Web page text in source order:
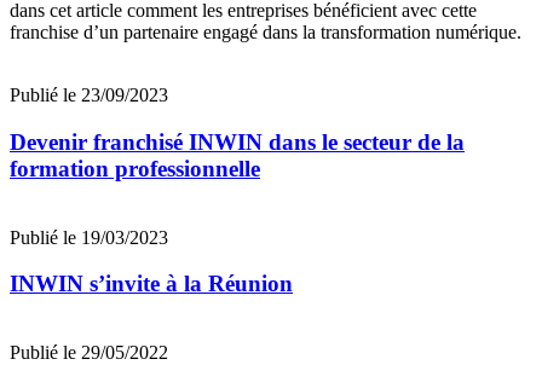
dans cet article comment les entreprises bénéficient avec cette
franchise d’un partenaire engagé dans la transformation numérique.
Publié le 23/09/2023
Devenir franchisé INWIN dans le secteur de la
formation professionnelle
Publié le 19/03/2023
INWIN s’invite à la Réunion
Publié le 29/05/2022